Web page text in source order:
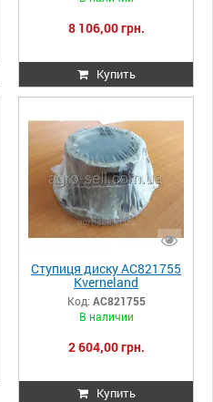
8 106,00 грн.
Купить
Ступиця диску AC821755
Kverneland
Код: AC821755
В наличии
2 604,00 грн.
Купить